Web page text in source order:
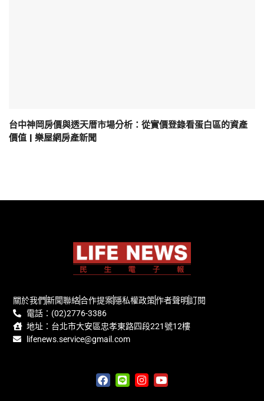
台中神岡房價與透天厝市場分析：從實價登錄看蛋白區的資產
價值 | 樂屋網房產新聞
關於我們新聞聯絡合作提案隱私權政策作者聲明訂閱
電話：(02)2776-3386
地址：台北市大安區忠孝東路四段221號12樓
lifenews.service@gmail.com